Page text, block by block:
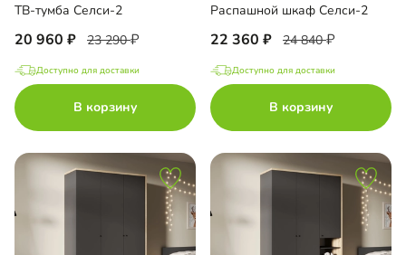
ТВ-тумба Селси-2
20 960 23 290
Доступно для доставки
В корзину
Распашной шкаф Селси-2
22 360 24 840
Доступно для доставки
В корзину